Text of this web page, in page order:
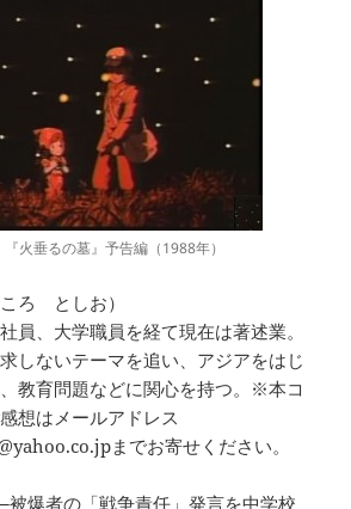
火垂るの墓』予告編（1988年）
ろ としお）
員、大学職員を経て現在は著述業。
しないテーマを追い、アジアをはじ
教育問題などに関心を持つ。※本コ
想はメールアドレス
までお寄せください。
爆者の「戦争責任」発言を中学校